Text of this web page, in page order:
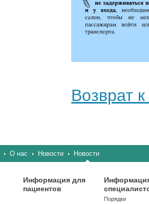
Возврат к
О нас Новости Новости
Информация для
пациентов
Порядки